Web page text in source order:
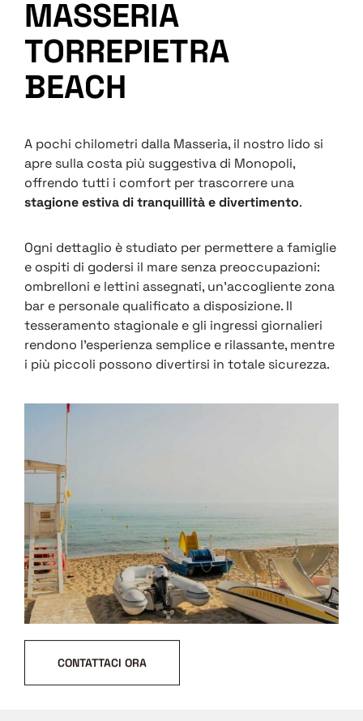
MASSERIA
TORREPIETRA
BEACH
A pochi chilometri dalla Masseria, il nostro lido si
apre sulla costa più suggestiva di Monopoli,
offrendo tutti i comfort per trascorrere una
stagione estiva di tranquillità e divertimento.
Ogni dettaglio è studiato per permettere a famiglie
e ospiti di godersi il mare senza preoccupazioni:
ombrelloni e lettini assegnati, un’accogliente zona
bar e personale qualificato a disposizione. Il
tesseramento stagionale e gli ingressi giornalieri
rendono l’esperienza semplice e rilassante, mentre
i più piccoli possono divertirsi in totale sicurezza.
CONTATTACI ORA